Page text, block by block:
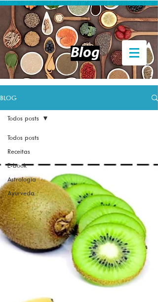
Entrar
Blog
BLOG
Todos posts
Receitas
E-book
Astrologia
Ayurveda
Todos posts